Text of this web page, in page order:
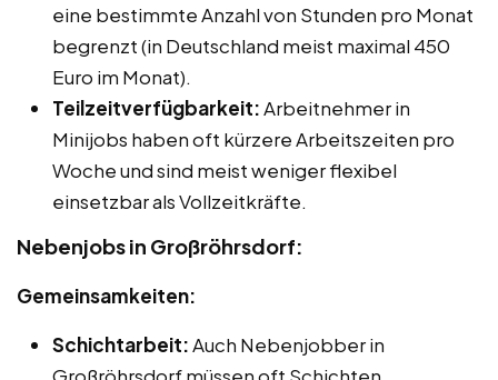
eine bestimmte Anzahl von Stunden pro Monat
begrenzt (in Deutschland meist maximal 450
Euro im Monat).
Teilzeitverfügbarkeit:Arbeitnehmer in
Minijobs haben oft kürzere Arbeitszeiten pro
Woche und sind meist weniger flexibel
einsetzbar als Vollzeitkräfte.
Nebenjobs in Großröhrsdorf:
Gemeinsamkeiten:
Schichtarbeit:Auch Nebenjobber in